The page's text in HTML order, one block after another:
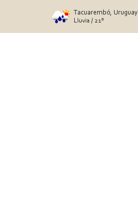
Tacuarembó, Uruguay
Lluvia / 21°